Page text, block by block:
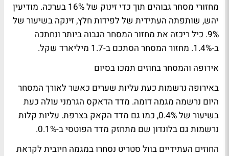
מחזורי מסחר גבוהים תוך כדי זינוק של 16% בערכה. מודיעין
יהש, שותפתה העתידית של לפידות חלץ, זינקה בשיעור של
9%. כיל ריכזה את מחזור המסחר הגבוה ביותר ונחתכה
ב-1.4%. מחזור המסחר הסתכם ב-1.7 מיליארד שקל.
אירופה והמסחר בחוזים תמכו בסיום
באירופה נרשמות כעת עליות שערים כאשר לאורך המסחר
היום נרשמה מגמה דומה. מדד הדאקס הגרמני עולה כעת
בשיעור של 0.4%, כמו גם מדד הקאק בצרפת. עליות קלות
נרשמות גם בלונדון שם מתחזק מדד הפוטסי ב-0.1%.
החוזים העתידיים בוול סטריט נסחרו במגמה חיובית לקראת